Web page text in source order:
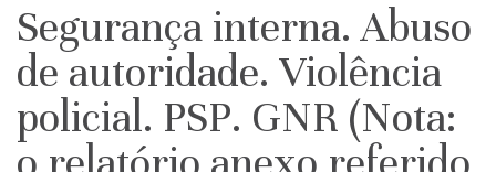
Segurança interna. Abuso
de autoridade. Violência
policial. PSP. GNR (Nota: